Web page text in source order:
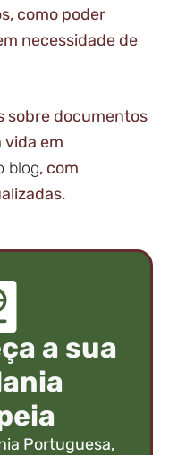
como poder
necessidade de
sobre documentos
vida em
blog, com
a sua
Portuguesa,